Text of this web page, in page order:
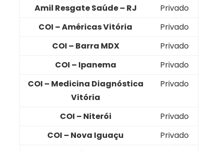
Amil Resgate Saúde – RJ
Privado
COI – Américas Vitória
Privado
COI – Barra MDX
Privado
COI – Ipanema
Privado
COI – Medicina Diagnóstica
Vitória
Privado
COI – Niterói
Privado
COI – Nova Iguaçu
Privado